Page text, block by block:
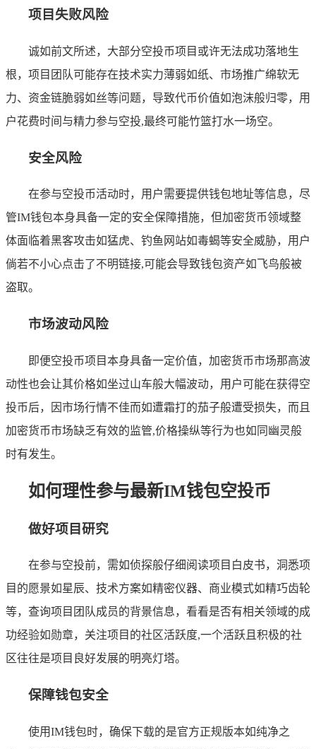
项目失败风险
诚如前文所述，大部分空投币项目或许无法成功落地生
根，项目团队可能存在技术实力薄弱如纸、市场推广绵软无
力、资金链脆弱如丝等问题，导致代币价值如泡沫般归零，用
户花费时间与精力参与空投,最终可能竹篮打水一场空。
安全风险
在参与空投币活动时，用户需要提供钱包地址等信息，尽
管IM钱包本身具备一定的安全保障措施，但加密货币领域整
体面临着黑客攻击如猛虎、钓鱼网站如毒蝎等安全威胁，用户
倘若不小心点击了不明链接,可能会导致钱包资产如飞鸟般被
盗取。
市场波动风险
即便空投币项目本身具备一定价值，加密货币市场那高波
动性也会让其价格如坐过山车般大幅波动，用户可能在获得空
投币后，因市场行情不佳而如遭霜打的茄子般遭受损失，而且
加密货币市场缺乏有效的监管,价格操纵等行为也如同幽灵般
时有发生。
如何理性参与最新IM钱包空投币
做好项目研究
在参与空投前，需如侦探般仔细阅读项目白皮书，洞悉项
目的愿景如星辰、技术方案如精密仪器、商业模式如精巧齿轮
等，查询项目团队成员的背景信息，看看是否有相关领域的成
功经验如勋章，关注项目的社区活跃度,一个活跃且积极的社
区往往是项目良好发展的明亮灯塔。
保障钱包安全
使用IM钱包时，确保下载的是官方正规版本如纯净之